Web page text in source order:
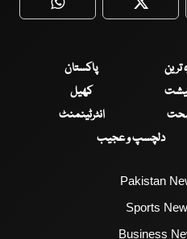
WhatsApp Twitter
ترین
پاکستان
کھیل
انٹرٹینمنٹ
دلچسپ و عجیب
Pakistan
Sports
Business